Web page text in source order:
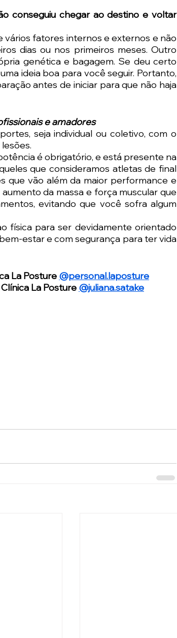
conseguiu chegar ao destino e voltar
fatores internos e externos e não
dias ou nos primeiros meses. Outro
genética e bagagem. Se deu certo
ideia boa para você seguir. Portanto,
antes de iniciar para que não haja
e amadores
seja individual ou coletivo, com o
é obrigatório, e está presente na
que consideramos atletas de final
que vão além da maior performance e
da massa e força muscular que
evitando que você sofra algum
física para ser devidamente orientado
estar e com segurança para ter vida
La Posture @personal.laposture
La Posture @juliana.satake